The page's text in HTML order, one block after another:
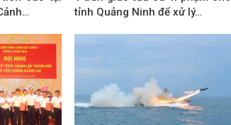
tỉnh Quảng Ninh để xử lý…